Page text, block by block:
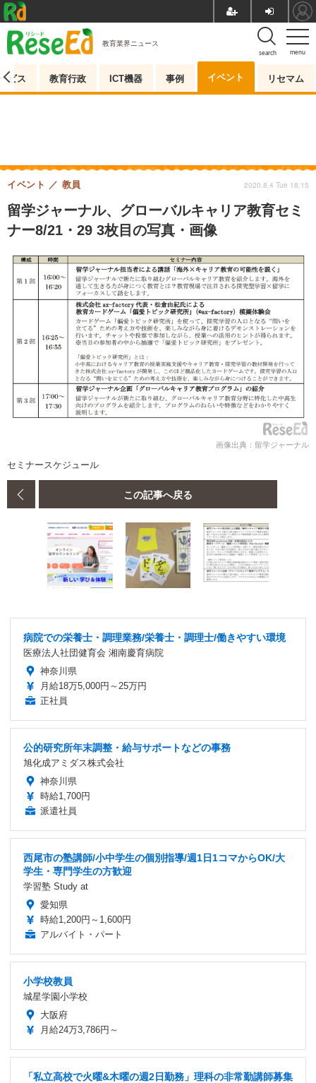
menu
search
教育業界ニュース
ビス 教育行政 ICT機器 事例 イベント リセマム
留学ジャーナル、グローバルキャリア教育セミ
ナー8/21・29 3枚目の写真・画像
イベント 教員 2020.8.4 Tue 18:15
画像出典：留学ジャーナル
セミナースケジュール
この記事へ戻る
病院での栄養士・調理業務/栄養士・調理士/働きやすい環境
医療法人社団健育会 湘南慶育病院
神奈川県
月給18万5,000円～25万円
正社員
公的研究所年末調整・給与サポートなどの事務
旭化成アミダス株式会社
神奈川県
時給1,700円
派遣社員
西尾市の塾講師/小中学生の個別指導/週1日1コマからOK/大
学生・専門学生の方歓迎
学習塾 Study at
愛知県
時給1,200円～1,600円
アルバイト・パート
小学校教員
城星学園小学校
大阪府
月給24万3,786円～
「私立高校で火曜&木曜の週2日勤務」理科の非常勤講師募集